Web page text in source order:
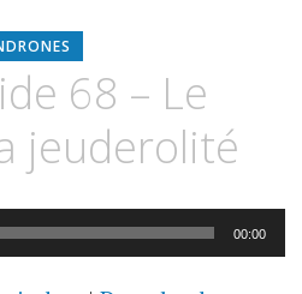
68 – Le
jeuderolité
00:00